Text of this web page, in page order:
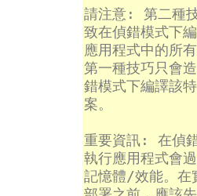
請注意: 第二種
致在偵錯模式下
應用程式中的所有
第一種技巧只會
錯模式下編譯該
案。
重要資訊: 在偵
執行應用程式會
記憶體/效能。在